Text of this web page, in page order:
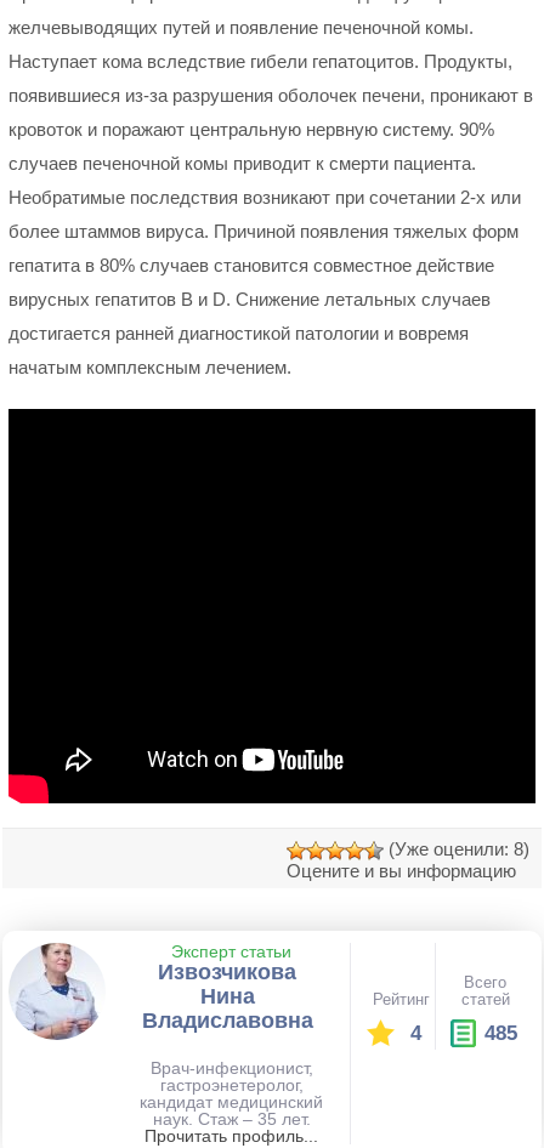
желчевыводящих путей и появление печеночной комы.
Наступает кома вследствие гибели гепатоцитов. Продукты,
появившиеся из-за разрушения оболочек печени, проникают в
кровоток и поражают центральную нервную систему. 90%
случаев печеночной комы приводит к смерти пациента.
Необратимые последствия возникают при сочетании 2-х или
более штаммов вируса. Причиной появления тяжелых форм
гепатита в 80% случаев становится совместное действие
вирусных гепатитов В и D. Снижение летальных случаев
достигается ранней диагностикой патологии и вовремя
начатым комплексным лечением.
(Уже оценили: 8)
Оцените и вы информацию
Эксперт статьи
Извозчикова
Нина
Владиславовна
Врач-инфекционист,
гастроэнетеролог,
кандидат медицинский
наук. Стаж – 35 лет.
Прочитать профиль...
Рейтинг
4
Всего
статей
485